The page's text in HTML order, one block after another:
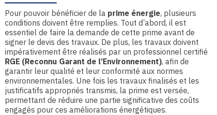
Pour pouvoir bénéficier de la prime énergie, plusieurs
conditions doivent être remplies. Tout d’abord, il est
essentiel de faire la demande de cette prime avant de
signer le devis des travaux. De plus, les travaux doivent
impérativement être réalisés par un professionnel certifié
RGE (Reconnu Garant de l’Environnement), afin de
garantir leur qualité et leur conformité aux normes
environnementales. Une fois les travaux finalisés et les
justificatifs appropriés transmis, la prime est versée,
permettant de réduire une partie significative des coûts
engagés pour ces améliorations énergétiques.